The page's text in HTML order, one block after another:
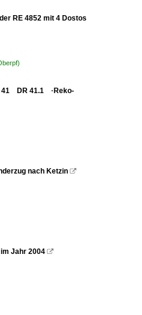
RE 4852 mit 4 Dostos
41 DR 41.1 ·Reko-
nach Ketzin 
Jahr 2004 